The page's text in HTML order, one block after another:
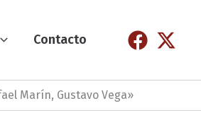
Contacto
Marín, Gustavo Vega»